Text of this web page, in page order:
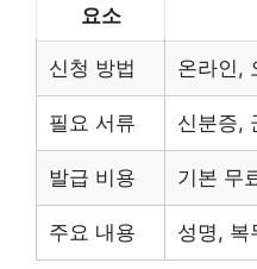
요소
신청 방법 온라인,
필요 서류 신분증,
발급 비용 기본 무
주요 내용 성명, 복